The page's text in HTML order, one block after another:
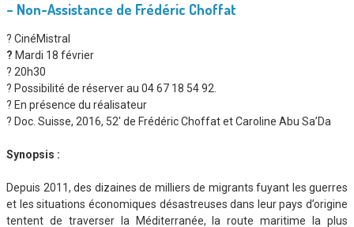
– Non-Assistance de Frédéric Choffat
? CinéMistral
? Mardi 18 février
? 20h30
? Possibilité de réserver au 04 67 18 54 92.
? En présence du réalisateur
? Doc. Suisse, 2016, 52′ de Frédéric Choffat et Caroline Abu Sa’Da
Synopsis :
Depuis 2011, des dizaines de milliers de migrants fuyant les guerres
et les situations économiques désastreuses dans leur pays d’origine
tentent de traverser la Méditerranée, la route maritime la plus